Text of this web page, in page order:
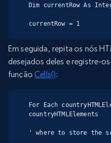
Dim currentRow As
currentRow = 1
Em seguida, repita os nós
desejados deles e registre-
funçãoCells():
For Each
countryHTMLElements
' where to store the